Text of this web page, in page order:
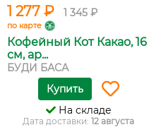
1 277 ₽ 1 345 ₽
по карте
Кофейный Кот Какао, 16
см, ар...
БУДИ БАСА
Купить
На складе
Дата доставки: 12 августа